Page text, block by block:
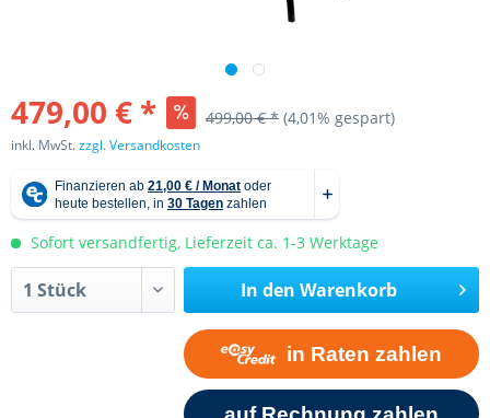
479,00 € * 499,00 € * (4,01% gespart)
inkl. MwSt.zzgl. Versandkosten
Sofort versandfertig, Lieferzeit ca. 1-3 Werktage
In den Warenkorb